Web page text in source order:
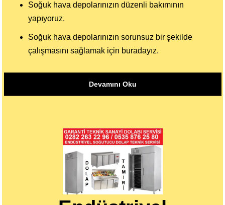
Soğuk hava depolarınızın düzenli bakımının
yapıyoruz.
Soğuk hava depolarınızın sorunsuz bir şekilde
çalışmasını sağlamak için buradayız.
Devamını Oku